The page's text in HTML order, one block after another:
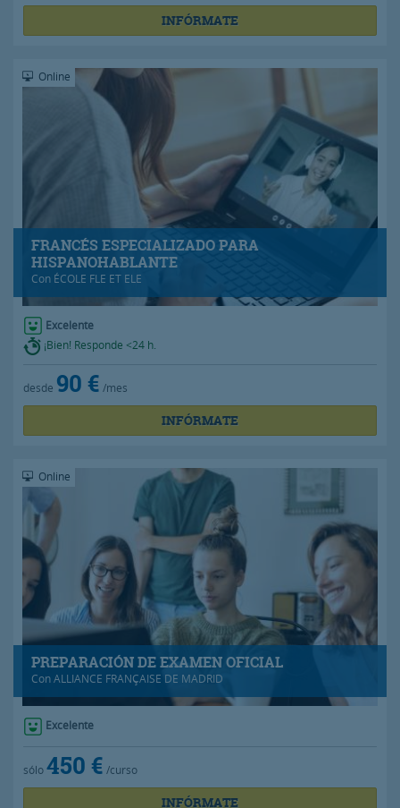
INFÓRMATE
FRANCÉS ESPECIALIZADO PARA
HISPANOHABLANTE
Con ÉCOLE FLE ET ELE
Online
Excelente
¡Bien! Responde <24 h.
desde 90 € /mes
INFÓRMATE
PREPARACIÓN DE EXAMEN OFICIAL
ConALLIANCE FRANÇAISE DE MADRID
Online
Excelente
sólo450 € /curso
INFÓRMATE